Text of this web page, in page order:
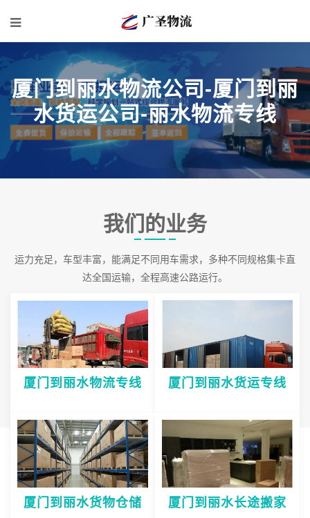
厦门到丽水物流公司-厦门到丽
水货运公司-丽水物流专线
我们的业务
运力充足，车型丰富，能满足不同用车需求，多种不同规格集卡直
达全国运输，全程高速公路运行。
厦门到丽水物流专线 厦门到丽水货运专线
厦门到丽水货物仓储 厦门到丽水长途搬家